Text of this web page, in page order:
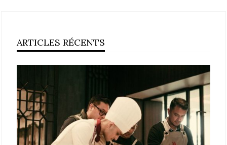
ARTICLES RÉCENTS